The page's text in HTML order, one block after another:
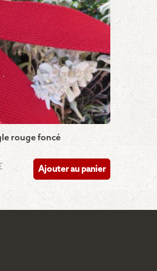
variations.
Les
options
peuvent
être
choisies
sur
du
produit
rouge foncé
Ajouter au panier